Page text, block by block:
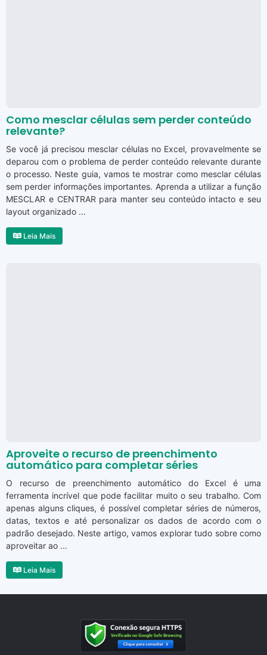
Como mesclar células sem perder conteúdo
relevante?
Se você já precisou mesclar células no Excel, provavelmente se
deparou com o problema de perder conteúdo relevante durante
o processo. Neste guia, vamos te mostrar como mesclar células
sem perder informações importantes. Aprenda a utilizar a função
MESCLAR e CENTRAR para manter seu conteúdo intacto e seu
layout organizado ...
Leia Mais
Aproveite o recurso de preenchimento
automático para completar séries
O recurso de preenchimento automático do Excel é uma
ferramenta incrível que pode facilitar muito o seu trabalho. Com
apenas alguns cliques, é possível completar séries de números,
datas, textos e até personalizar os dados de acordo com o
padrão desejado. Neste artigo, vamos explorar tudo sobre como
aproveitar ao ...
Leia Mais